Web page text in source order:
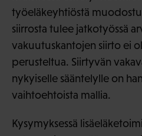
työeläkeyhtiöstä
siirrosta tulee jatkotyössä
vakuutuskantojen siirto ei
perusteltua. Siirtyvän
nykyiselle sääntelylle on
vaihtoehtoista mallia.
Kysymyksessä